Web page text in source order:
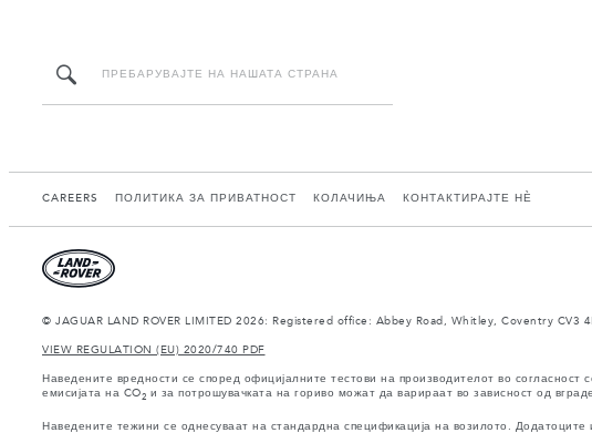
CAREERS ПОЛИТИКА ЗА ПРИВАТНОСТ КОЛАЧИЊА КОНТАКТИРАЈТЕ НЀ
© JAGUAR LAND ROVER LIMITED 2026: Registered office: Abbey Road, Whitley, Coventry CV3
VIEW REGULATION (EU) 2020/740 PDF
Наведените вредности се според официјалните тестови на производителот во
емисијата на CO2 и за потрошувачката на гориво можат да варираат во зависност од
Наведените тежини се однесуваат на стандардна спецификација на возилото.